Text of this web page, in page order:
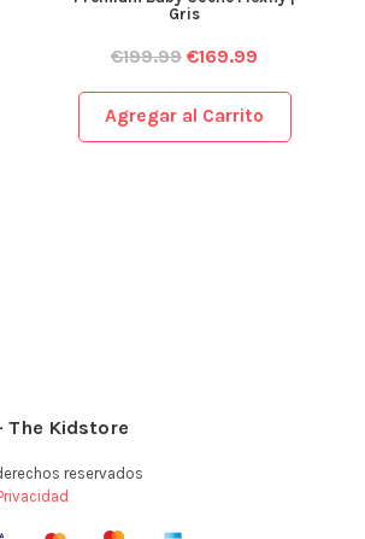
Gris
€199.99 €169.99
Agregar al Carrito
The Kidstore
reservados